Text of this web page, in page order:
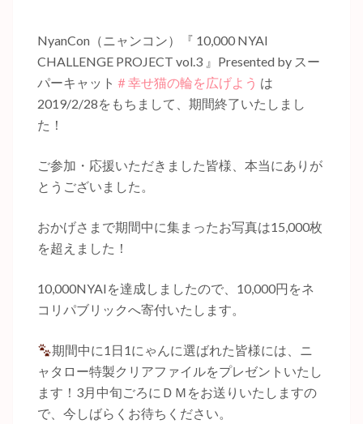
NyanCon（ニャンコン）『 10,000 NYAI
CHALLENGE PROJECT vol.3 』Presented by スー
パーキャット ＃幸せ猫の輪を広げよう は
2019/2/28をもちまして、期間終了いたしまし
た！
ご参加・応援いただきました皆様、本当にありが
とうございました。
おかげさまで期間中に集まったお写真は15,000枚
を超えました！
10,000NYAIを達成しましたので、10,000円をネ
コリパブリックへ寄付いたします。
期間中に1日1にゃんに選ばれた皆様には、ニ
ャタロー特製クリアファイルをプレゼントいたし
ます！3月中旬ごろにＤＭをお送りいたしますの
で、今しばらくお待ちください。